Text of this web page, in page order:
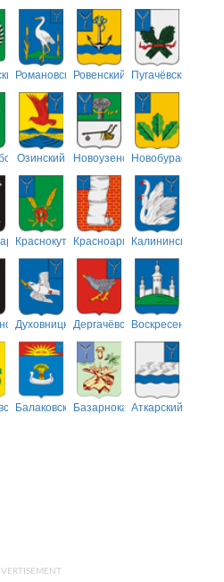
РомановскийРовенский Пугачёвский
Озинский НовоузенскийНовобурасский
КраснокутскийКрасноармейский
Калининский
ДуховницкийДергачёвскийВоскресенский
БалаковскийБазарнокарабулакский
Аткарский